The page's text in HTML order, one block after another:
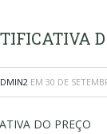
EM 30 DE
DO PREÇO